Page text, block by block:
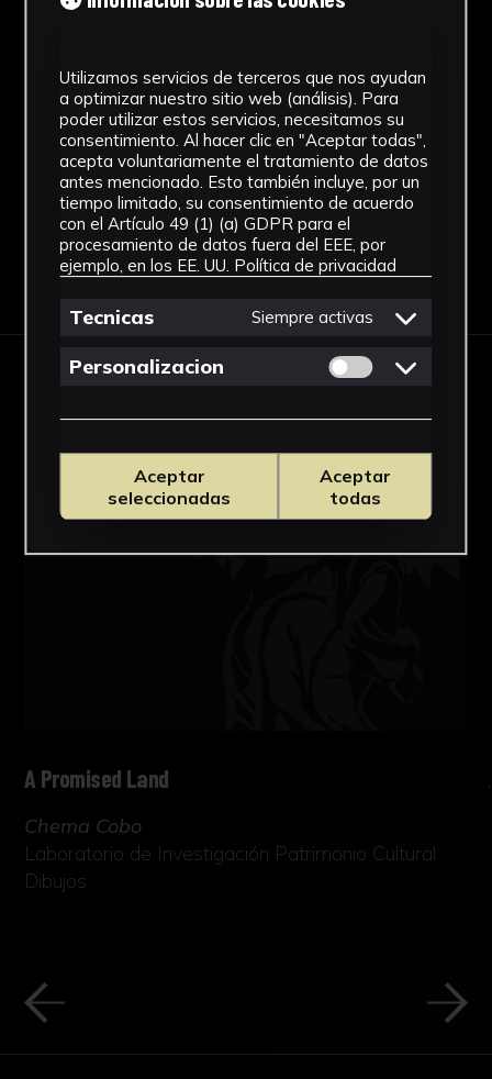
Technique
Lápiz graso de colores
See more
Download Datasheet
RELATED WORKS
A Promised Land
Chema Cobo
Laboratorio de Investigación Patrimonio Cultural
Dibujos
Utilizamos servicios de terceros que nos ayudan
a optimizar nuestro sitio web (análisis). Para
poder utilizar estos servicios, necesitamos su
consentimiento. Al hacer clic en "Aceptar todas",
acepta voluntariamente el tratamiento de datos
antes mencionado. Esto también incluye, por un
tiempo limitado, su consentimiento de acuerdo
con el Artículo 49 (1) (a) GDPR para el
procesamiento de datos fuera del EEE, por
ejemplo, en los EE. UU. Política de privacidad
Tecnicas Siempre activas
Personalizacion Permitir cookies
Aceptar
seleccionadas
Aceptar
todas